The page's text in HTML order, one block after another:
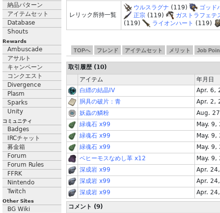
納品パターン
アイテムセット
Database
Shouts
Rewards
Ambuscade
アサルト
キャンペーン
コンクエスト
Divergence
Plasm
Sparks
Unity
コミュニティ
Badges
IRCチャット
募金箱
Forum
Forum Rules
FFRK
Nintendo
Twitch
Other Sites
BG Wiki
レリック所持一覧
ウルスラグナ (119)
ゴッド
正宗 (119)
ガストラフェテ
(119)
ライオンハート (119)
TOPへ フレンド アイテムセット メリット Job
取引履歴 (10)
アイテム
年月日
白縹の結晶IV
Apr. 6,
胴具の破片：青
Apr. 2,
妖蟲の鱗粉
Aug.
緑魂石 x99
May. 9,
緑魂石 x99
May. 9,
緑魂石 x99
May. 9,
ベヒーモスなめし革 x12
May. 9,
深成岩 x99
Apr.
深成岩 x99
Apr.
深成岩 x99
Apr.
コメント (9)